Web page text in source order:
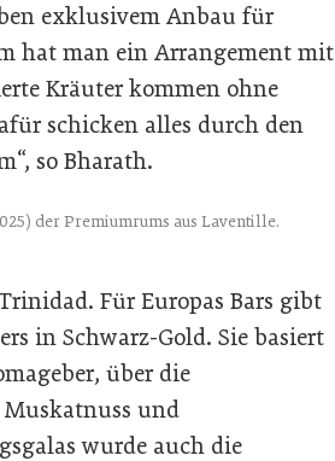
exklusivem Anbau für
hat man ein Arrangement mit
Kräuter kommen ohne
schicken alles durch den
so Bharath.
der Premiumrums aus Laventille.
Für Europas Bars gibt
in Schwarz-Gold. Sie basiert
über die
Muskatnuss und
wurde auch die